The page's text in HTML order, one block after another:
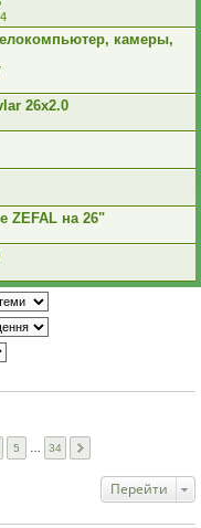
камеры,
26x2.0
ZEFAL на 26"
5 34
Перейти